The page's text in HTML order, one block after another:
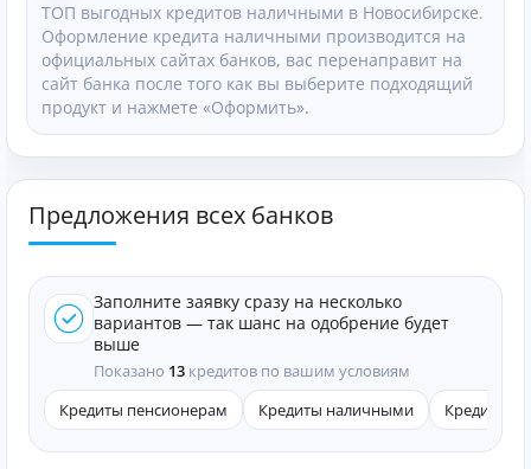
ТОП выгодных кредитов наличными в Новосибирске.
Оформление кредита наличными производится на
официальных сайтах банков, вас перенаправит на
сайт банка после того как вы выберите подходящий
продукт и нажмете «Оформить».
Предложения всех банков
Заполните заявку сразу на несколько
вариантов — так шанс на одобрение будет
выше
Показано 13 кредитов по вашим условиям
Кредиты пенсионерам
Кредиты наличными Кредиты